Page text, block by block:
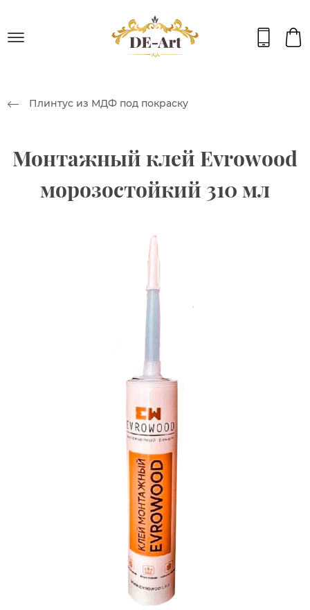
Плинтус из МДФ под покраску
Монтажный клей Evrowood
морозостойкий 310 мл